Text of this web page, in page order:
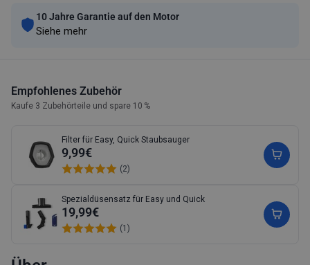
10 Jahre Garantie auf den Motor
Siehe mehr
Empfohlenes Zubehör
Kaufe 3 Zubehörteile und spare 10 %
Filter für Easy, Quick Staubsauger
9,99€
(2)
Spezialdüsensatz für Easy und Quick
19,99€
(1)